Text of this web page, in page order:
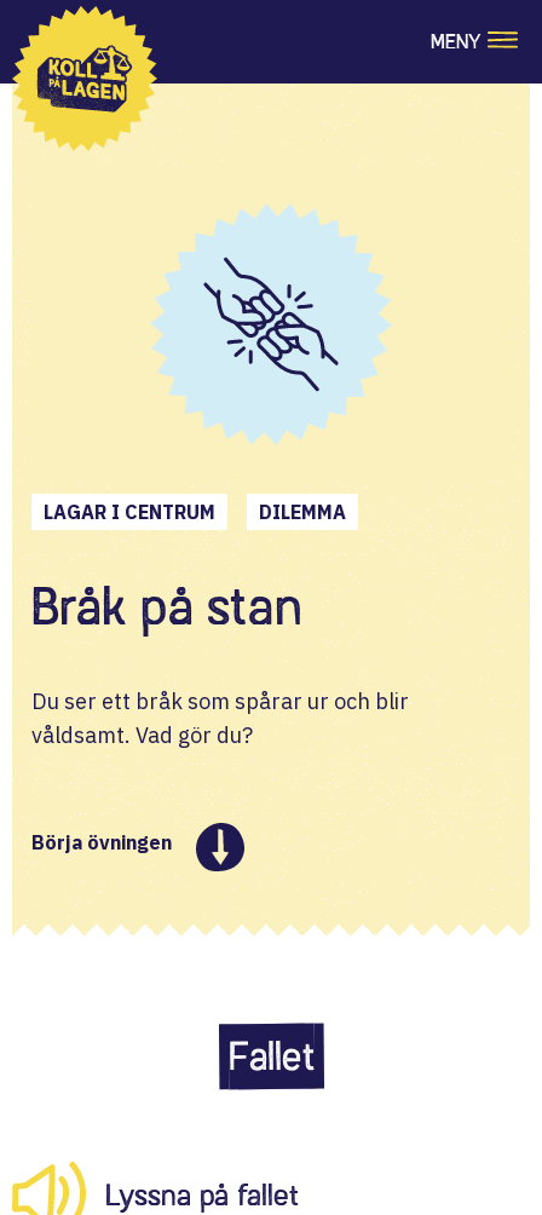
MENY
LAGAR I CENTRUM DILEMMA
Bråk på stan
Du ser ett bråk som spårar ur och blir
våldsamt. Vad gör du?
Börja övningen
Fallet
Lyssna på fallet